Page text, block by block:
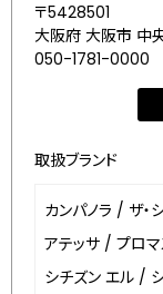
〒5428501
大阪府 大阪市 中
050-1781-0000
取扱ブランド
カンパノラ / ザ・
アテッサ / プロ
シチズン エル /